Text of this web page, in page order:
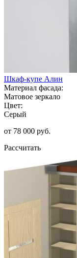
Шкаф-купе Алин
Материал фасада:
Матовое зеркало
Цвет:
Серый
от 78 000 руб.
Рассчитать